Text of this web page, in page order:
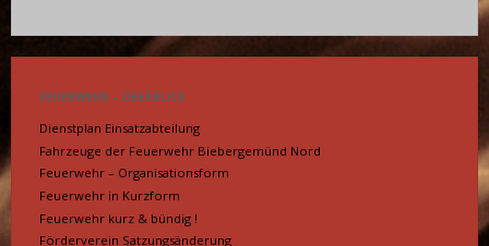
FEUERWEHR – ÜBERBLICK
Dienstplan Einsatzabteilung
Fahrzeuge der Feuerwehr Biebergemünd Nord
Feuerwehr – Organisationsform
Feuerwehr in Kurzform
Feuerwehr kurz & bündig !
Förderverein Satzungsänderung